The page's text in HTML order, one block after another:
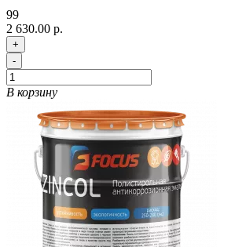
99
2 630.00 р.
+
-
В корзину